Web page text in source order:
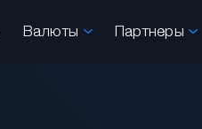
Валюты Партнеры